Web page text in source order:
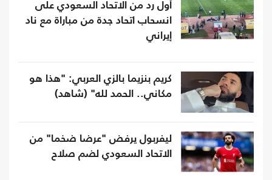
أول رد من الاتحاد السعودي على
انسحاب اتحاد جدة من مباراة مع ناد
إيراني
كريم بنزيما بالزي العربي: "هذا هو
مكاني.. الحمد لله" (شاهد)
ليفربول يرفض "عرضا ضخما" من
الاتحاد السعودي لضم صلاح